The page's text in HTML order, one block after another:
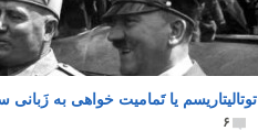
توتالیتاریسم یا تَمامیت خواهی به زَبانی
۶